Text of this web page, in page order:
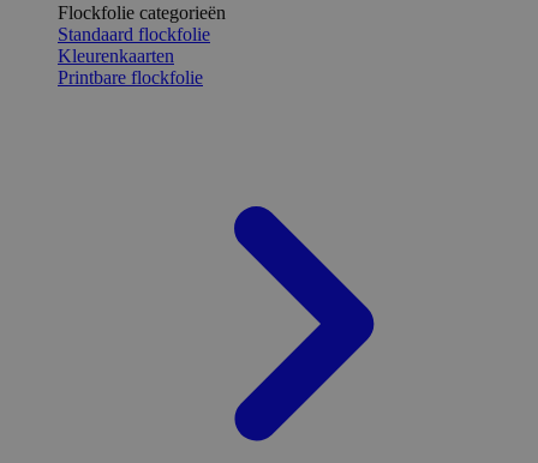
Flockfolie categorieën
Standaard flockfolie
Kleurenkaarten
Printbare flockfolie